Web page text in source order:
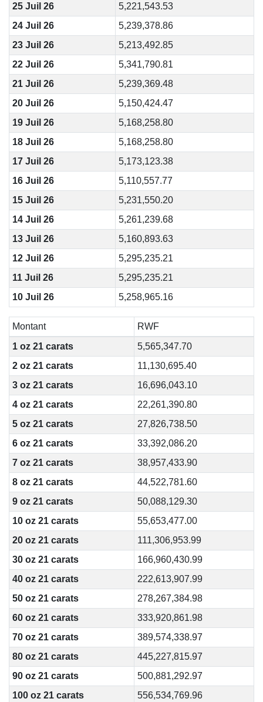
25 Juil 26
5,221,543.53
24 Juil 26
5,239,378.86
23 Juil 26
5,213,492.85
22 Juil 26
5,341,790.81
21 Juil 26
5,239,369.48
20 Juil 26
5,150,424.47
19 Juil 26
5,168,258.80
18 Juil 26
5,168,258.80
17 Juil 26
5,173,123.38
16 Juil 26
5,110,557.77
15 Juil 26
5,231,550.20
14 Juil 26
5,261,239.68
13 Juil 26
5,160,893.63
12 Juil 26
5,295,235.21
11 Juil 26
5,295,235.21
10 Juil 26
5,258,965.16
Montant
RWF
1 oz 21 carats
5,565,347.70
2 oz 21 carats
11,130,695.40
3 oz 21 carats
16,696,043.10
4 oz 21 carats
22,261,390.80
5 oz 21 carats
27,826,738.50
6 oz 21 carats
33,392,086.20
7 oz 21 carats
38,957,433.90
8 oz 21 carats
44,522,781.60
9 oz 21 carats
50,088,129.30
10 oz 21 carats
55,653,477.00
20 oz 21 carats
111,306,953.99
30 oz 21 carats
166,960,430.99
40 oz 21 carats
222,613,907.99
50 oz 21 carats
278,267,384.98
60 oz 21 carats
333,920,861.98
70 oz 21 carats
389,574,338.97
80 oz 21 carats
445,227,815.97
90 oz 21 carats
500,881,292.97
100 oz 21 carats
556,534,769.96